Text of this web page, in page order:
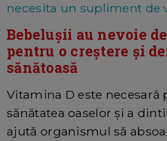
necesita un supliment de
Bebelușii au nevoie
pentru o creștere și
sănătoasă
Vitamina D este necesară
sănătatea oaselor și a
ajută organismul să